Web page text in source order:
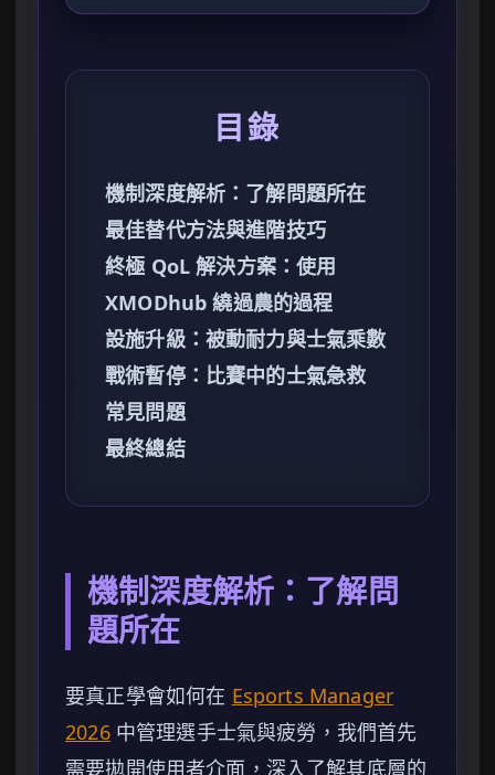
目錄
機制深度解析：了解問題所在
最佳替代方法與進階技巧
終極 QoL 解決方案：使用
XMODhub 繞過農的過程
設施升級：被動耐力與士氣乘數
戰術暫停：比賽中的士氣急救
常見問題
最終總結
機制深度解析：了解問
題所在
要真正學會如何在 Esports Manager
2026中管理選手士氣與疲勞，我們首先
需要拋開使用者介面，深入了解其底層的